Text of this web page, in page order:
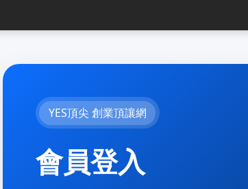
YES頂尖 創業頂讓網
會員登入